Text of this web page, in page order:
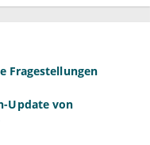
Fragestellungen
Update von